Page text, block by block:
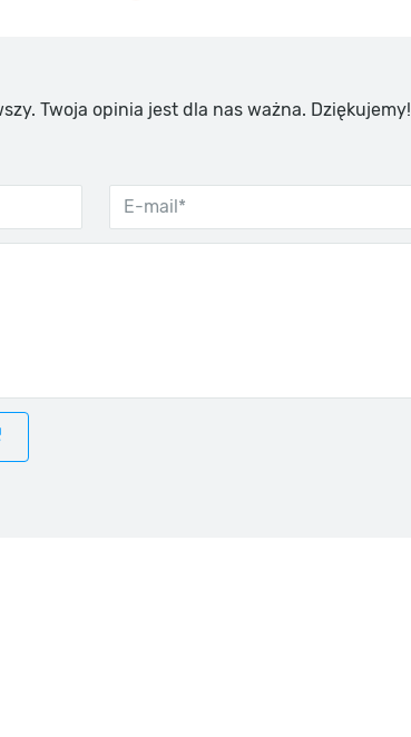
Twoja opinia jest dla nas ważna. Dziękujemy!